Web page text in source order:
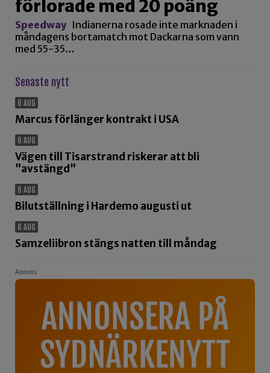
förlorade med 20 poäng
Speedway Indianerna rosade inte marknaden i
måndagens bortamatch mot Dackarna som vann
med 55-35…
Senaste nytt
6 AUG
Marcus förlänger kontrakt i USA
6 AUG
Vägen till Tisarstrand riskerar att bli
”avstängd”
6 AUG
Bilutställning i Hardemo augusti ut
6 AUG
Samzeliibron stängs natten till måndag
Annons